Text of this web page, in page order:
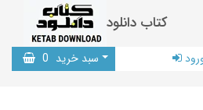
کتاب دانلود
سبد خرید 0